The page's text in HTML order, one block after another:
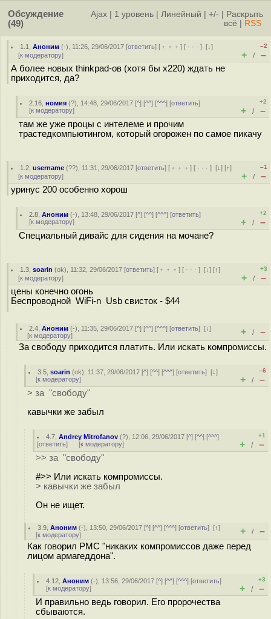
Обсуждение
(49)
Ajax 1 уровень Линейный +/-
Раскрыть
всё
RSS
1.1 ,Аноним (-), 11:26, 29/06/2017 [ответить] [ ﹢﹢﹢] [ · · ·][↓]
[к модератору]
–2
+ / –
А более новых thinkpad-ов (хотя бы х220) ждать не
приходится, да?
2.16 ,номия (?), 14:48, 29/06/2017 [^] [^^] [^^^] [ответить]
[к модератору]
+2
+ / –
там же уже процы с интелеме и прочим
трастедкомпьютингом, который огорожен по самое пикачу
1.2 ,username (??), 11:31, 29/06/2017 [ответить] [ ﹢﹢﹢] [ · · ·][↓] [↑]
[к модератору]
–1
+ / –
уринус 200 особенно хорош
2.8 ,Аноним (-), 13:48, 29/06/2017 [^] [^^] [^^^] [ответить]
[к модератору]
+2
+ / –
Специальный дивайс для сидения на мочане?
1.3 ,soarin (ok), 11:32, 29/06/2017 [ответить] [ ﹢﹢﹢] [ · · ·][↓] [↑]
[к модератору]
+3
+ / –
цены конечно огонь
Беспроводной WiFi-n Usb свисток - $44
2.4 ,Аноним (-), 11:35, 29/06/2017 [^] [^^] [^^^] [ответить][↓]
[к модератору] + / –
За свободу приходится платить. Или искать компромиссы.
3.5 ,soarin (ok), 11:37, 29/06/2017 [^] [^^] [^^^] [ответить][↓]
[к модератору]
–6
+ / –
> за "свободу"
кавычки же забыл
4.7 ,Andrey Mitrofanov (?), 12:06, 29/06/2017 [^] [^^] [^^^]
[ответить] [к модератору]
+1
+ / –
>> за "свободу"
#>> Или искать компромиссы.
> кавычки же забыл
Он не ищет.
3.9 ,Аноним (-), 13:50, 29/06/2017 [^] [^^] [^^^] [ответить][↑]
[к модератору] + / –
Как говорил РМС "никаких компромиссов даже перед
лицом армагеддона".
4.12 ,Аноним (-), 13:56, 29/06/2017 [^] [^^] [^^^] [ответить]
[к модератору]
+3
+ / –
И правильно ведь говорил. Его пророчества
сбываются.